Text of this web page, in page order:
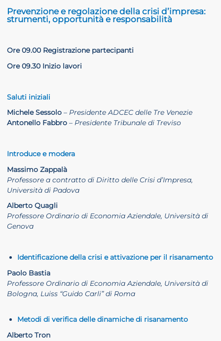
Prevenzione e regolazione della crisi d’impresa:
strumenti, opportunità e responsabilità
Ore 09.00 Registrazione partecipanti
Ore 09.30 Inizio lavori
Saluti iniziali
Michele Sessolo – Presidente ADCEC delle Tre Venezie
Antonello Fabbro – Presidente Tribunale di Treviso
Introduce e modera
Massimo Zappalà
Professore a contratto di Diritto delle Crisi d’Impresa,
Università di Padova
Alberto Quagli
Professore Ordinario di Economia Aziendale, Università di
Genova
Identificazione della crisi e attivazione per il risanamento
Paolo Bastia
Professore Ordinario di Economia Aziendale, Università di
Bologna, Luiss “Guido Carli” di Roma
Metodi di verifica delle dinamiche di risanamento
Alberto Tron